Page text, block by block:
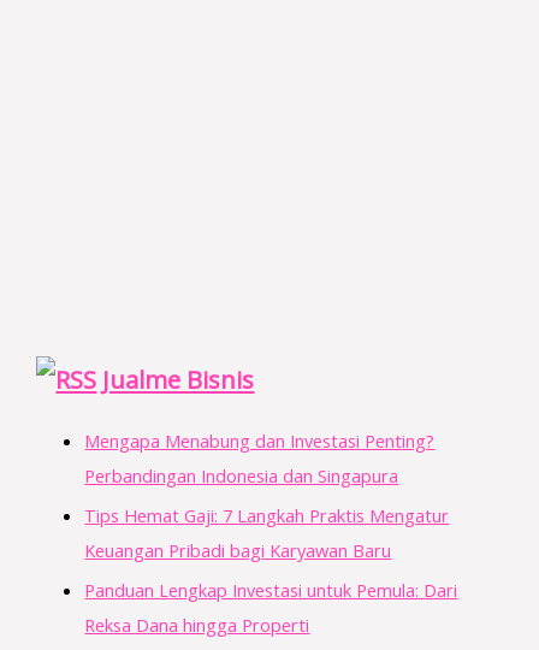
Jualme Bisnis
Mengapa Menabung dan Investasi Penting?
Perbandingan Indonesia dan Singapura
Tips Hemat Gaji: 7 Langkah Praktis Mengatur
Keuangan Pribadi bagi Karyawan Baru
Panduan Lengkap Investasi untuk Pemula: Dari
Reksa Dana hingga Properti